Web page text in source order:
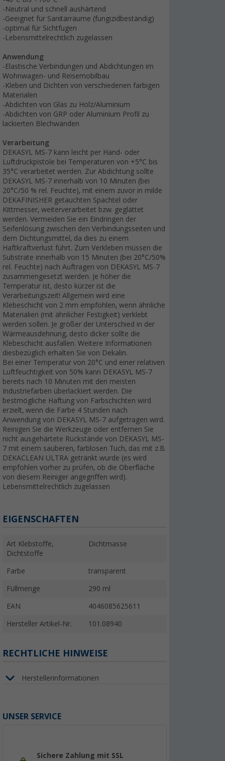
-Neutral und schnell aushärtend
-Geeignet für Sanitärräume (fungizidbeständig)
-optimal für Sichtfugen
-Lebensmittelrechtlich zugelassen
Anwendung
-Elastische Verbindungen und Abdichtungen im
Wohnwagen- und Reisemobilbau
-Kleben und Dichten von verschiedenen farbigen
Materialen
-Abdichten von Glas zu Holz/Aluminium
-Abdichten von GRP oder Aluminium Profil zu
lackierten Blechwänden
Verarbeitung
DEKASYL MS-7 kann leicht per Hand- oder
Luftdruckpistole bei Temperaturen von +5°C bis
35°C verarbeitet werden. Zur Abdichtung sollte
DEKASYL MS-7 innerhalb von 10 Minuten (bei
20°C/50 % rel. Feuchte), mit einem zuvor in milde
DEKAFINISHER getauchten Spachtel oder
Kittmesser, weiterverarbeitet bzw. geglättet
werden. Vermeiden Sie ein Eindringen der
Seifenlösung zwischen den Verbindungsseiten und
dem Dichtungsmittel, da dies zu einem
Haftkraftverlust führt. Zum Verkleben müssen die
Substrate innerhalb von 15 Minuten (bei 20°C/50%
rel. Feuchte) nach Auftragen von DEKASYL MS-7
zusammengesetzt werden. Je höher die
Temperatur ist, desto kürzer ist die
Verarbeitungszeit! Allgemein wird eine
Klebeschicht von 2 mm empfohlen, wenn ähnliche
Materialien (mit ähnlicher Festigkeit) verklebt
werden sollen. Je größer der Unterschied in der
Wärmeausdehnung, desto dicker sollte die
Klebeschicht ausfallen. Weitere Informationen
diesbezüglich erhalten Sie von Dekalin.
Bei einer Temperatur von 20°C und einer relativen
Luftfeuchtigkeit von 50% kann DEKASYL MS-7
bereits nach 10 Minuten mit den meisten
Industriefarben überlackiert werden. Die
bestmögliche Haftung von Farbschichten wird
erzielt, wenn die Farbe 4 Stunden nach
Anwendung von DEKASYL MS-7 aufgetragen wird.
Reinigen Sie die Werkzeuge oder entfernen Sie
nicht ausgehärtete Rückstände von DEKASYL MS-
7 mit einem sauberen, farblosen Tuch, das mit z.B.
DEKACLEAN ULTRA getränkt wurde (es wird
empfohlen vorher zu prüfen, ob die Oberfläche
von diesem Reiniger angegriffen wird).
Lebensmittelrechtlich zugelassen
EIGENSCHAFTEN
Art Klebstoffe,
Dichtstoffe
Dichtmasse
Farbe transparent
Füllmenge 290 ml
EAN 4046085625611
Hersteller Artikel-Nr. 101.08940
RECHTLICHE HINWEISE
Herstellerinformationen
UNSER SERVICE
Sichere Zahlung mit SSL